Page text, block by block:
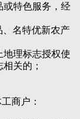
或特色服务，经
名特优新农产
理标志授权使
关的；
商户：